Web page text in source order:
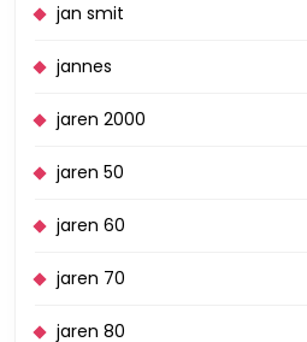
jan smit
jannes
jaren 2000
jaren 50
jaren 60
jaren 70
jaren 80